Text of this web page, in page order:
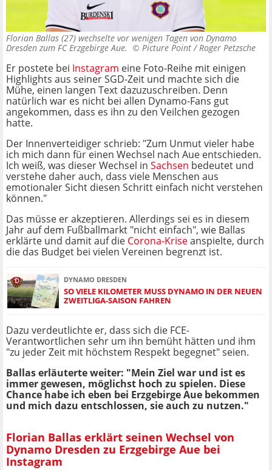
Florian Ballas (27) wechselte vor wenigen Tagen von Dynamo
Dresden zum FC Erzgebirge Aue. © Picture Point / Roger Petzsche
Er postete bei Instagram eine Foto-Reihe mit einigen
Highlights aus seiner SGD-Zeit und machte sich die
Mühe, einen langen Text dazuzuschreiben. Denn
natürlich war es nicht bei allen Dynamo-Fans gut
angekommen, dass es ihn zu den Veilchen gezogen
hatte.
Der Innenverteidiger schrieb: "Zum Unmut vieler habe
ich mich dann für einen Wechsel nach Aue entschieden.
Ich weiß, was dieser Wechsel in Sachsen bedeutet und
verstehe daher auch, dass viele Menschen aus
emotionaler Sicht diesen Schritt einfach nicht verstehen
können."
Das müsse er akzeptieren. Allerdings sei es in diesem
Jahr auf dem Fußballmarkt "nicht einfach", wie Ballas
erklärte und damit auf die Corona-Kriseanspielte, durch
die das Budget bei vielen Vereinen begrenzt ist.
DYNAMO DRESDEN
SO VIELE KILOMETER MUSS DYNAMO IN DER NEUEN
ZWEITLIGA-SAISON FAHREN
Dazu verdeutlichte er, dass sich die FCE-
Verantwortlichen sehr um ihn bemüht hätten und ihm
"zu jeder Zeit mit höchstem Respekt begegnet" seien.
Ballas erläuterte weiter: "Mein Ziel war und ist es
immer gewesen, möglichst hoch zu spielen. Diese
Chance habe ich eben bei Erzgebirge Aue bekommen
und mich dazu entschlossen, sie auch zu nutzen."
Florian Ballas erklärt seinen Wechsel von
Dynamo Dresden zu Erzgebirge Aue bei
Instagram